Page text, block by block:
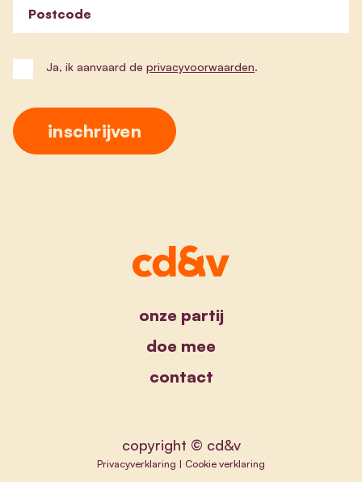
Postcode
Ja, ik aanvaard de privacyvoorwaarden.
onze partij
doe mee
contact
copyright © cd&v
Privacyverklaring | Cookie verklaring